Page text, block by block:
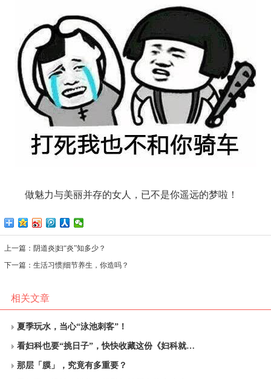
做魅力与美丽并存的女人，已不是你遥远的梦啦！
上一篇： 阴道炎|妇“炎”知多少？
下一篇： 生活习惯|细节养生，你造吗？
相关文章
夏季玩水，当心“泳池刺客”！
看妇科也要“挑日子”，快快收藏这份《妇科就…
那层「膜」，究竟有多重要？